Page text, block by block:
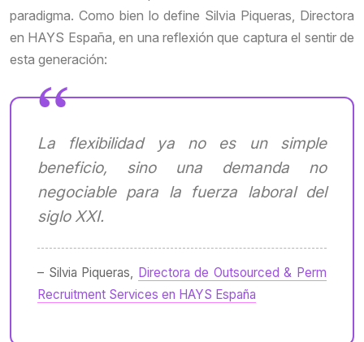
paradigma. Como bien lo define Silvia Piqueras, Directora
en HAYS España, en una reflexión que captura el sentir de
esta generación:
La flexibilidad ya no es un simple
beneficio, sino una demanda no
negociable para la fuerza laboral del
siglo XXI.
– Silvia Piqueras, Directora de Outsourced & Perm
Recruitment Services en HAYS España